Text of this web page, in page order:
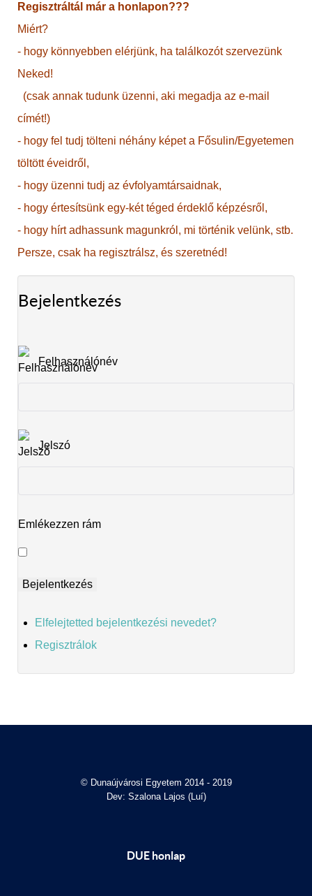
Regisztráltál már a honlapon???
Miért?
- hogy könnyebben elérjünk, ha találkozót szervezünk
Neked!
(csak annak tudunk üzenni, aki megadja az e-mail
címét!)
- hogy fel tudj tölteni néhány képet a Fősulin/Egyetemen
töltött éveidről,
- hogy üzenni tudj az évfolyamtársaidnak,
- hogy értesítsünk egy-két téged érdeklő képzésről,
- hogy hírt adhassunk magunkról, mi történik velünk, stb.
Persze, csak ha regisztrálsz, és szeretnéd!
Bejelentkezés
Felhasználónév
Jelszó
Emlékezzen rám
Elfelejtetted bejelentkezési nevedet?
Regisztrálok
© Dunaújvárosi Egyetem 2014 - 2019
Dev: Szalona Lajos (Luí)
DUE honlap